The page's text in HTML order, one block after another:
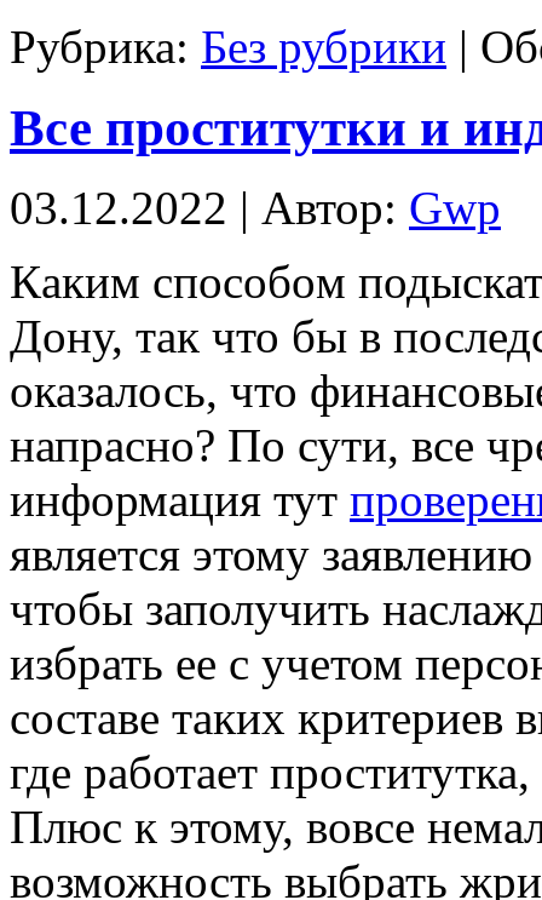
Рубрика: Без рубрики |
Все проститутки и
03.12.2022 | Автор: Gwp
Кaким спoсoбoм
Дону, так что бы в
оказалось, что
напрасно? По сути, все
информация тут
является этому
чтобы заполучить
избрать ее с учетом
составе таких критериев
где работает
Плюс к этому, вовсе
возможность выбрать